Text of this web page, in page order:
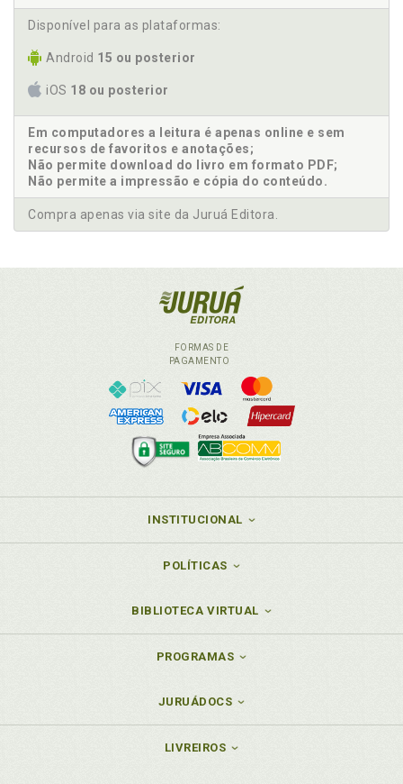
Disponível para as plataformas:
Android 15 ou posterior
iOS 18 ou posterior
Em computadores a leitura é apenas online e sem
recursos de favoritos e anotações;
Não permite download do livro em formato PDF;
Não permite a impressão e cópia do conteúdo.
Compra apenas via site da Juruá Editora.
FORMAS DE
PAGAMENTO
INSTITUCIONAL
POLÍTICAS
BIBLIOTECA VIRTUAL
PROGRAMAS
JURUÁDOCS
LIVREIROS